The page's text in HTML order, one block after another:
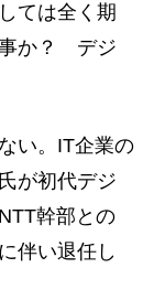
ては全く期
事か？ デジ
い。IT企業の
が初代デジ
幹部との
伴い退任し